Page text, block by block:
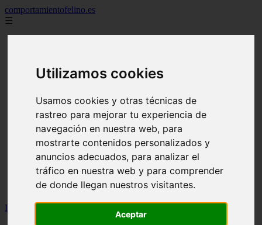
Utilizamos cookies
Usamos cookies y otras técnicas de
rastreo para mejorar tu experiencia de
navegación en nuestra web, para
mostrarte contenidos personalizados y
anuncios adecuados, para analizar el
tráfico en nuestra web y para comprender
de donde llegan nuestros visitantes.
Aceptar
comportamientofelino.es
☰
acuariofilia 2
acuariofilia
articulos
canal tv
nombres para gatos
novedades
tablon de anuncios
uncategorized
zona pro
Inicio
gatos2